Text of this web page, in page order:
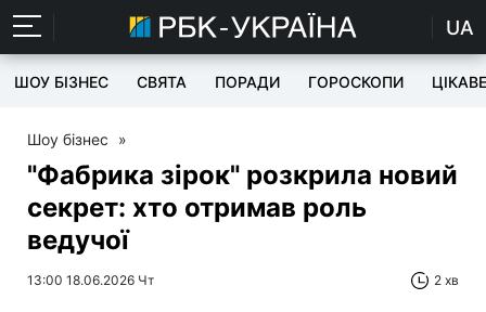
UA
ШОУ БІЗНЕС СВЯТА ПОРАДИ ГОРОСКОПИ ЦІКАВЕ
Шоу бізнес »
"Фабрика зірок" розкрила новий
секрет: хто отримав роль
ведучої
13:00 18.06.2026 Чт 2 хв